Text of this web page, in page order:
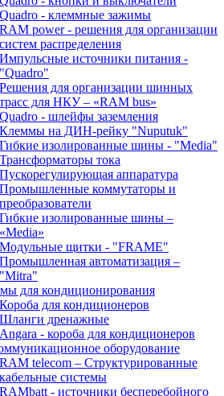
Quadro - клеммные зажимы
RAM power - решения для организации
систем распределения
Импульсные источники питания -
"Quadro"
Решения для организации шинных
трасс для НКУ – «RAM bus»
Quadro - шлейфы заземления
Клеммы на ДИН-рейку "Nuputuk"
Гибкие изолированные шины - "Media"
Трансформаторы тока
Пускорегулирующая аппаратура
Промышленные коммутаторы и
преобразователи
Гибкие изолированные шины –
«Media»
Модульные щитки - "FRAME"
Промышленная автоматизация –
"Mitra"
для кондиционирования
Короба для кондиционеров
Шланги дренажные
Angara - короба для кондиционеров
оборудование
RAM telecom – Структурированные
кабельные системы
RAMbatt - источники бесперебойного